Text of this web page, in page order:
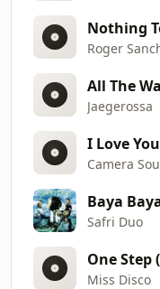
Nothing
All The
Jaegerossa
I Love
Camera
Baya
Safri Duo
One Step
Miss Disco